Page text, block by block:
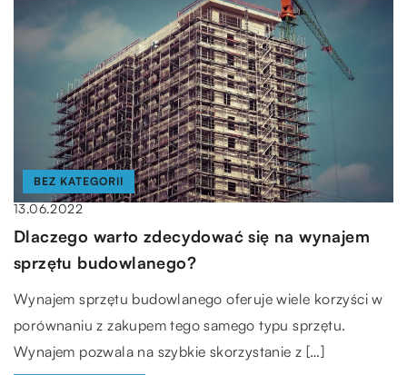
BEZ KATEGORII
13.06.2022
Dlaczego warto zdecydować się na wynajem
sprzętu budowlanego?
Wynajem sprzętu budowlanego oferuje wiele korzyści w
porównaniu z zakupem tego samego typu sprzętu.
Wynajem pozwala na szybkie skorzystanie z […]